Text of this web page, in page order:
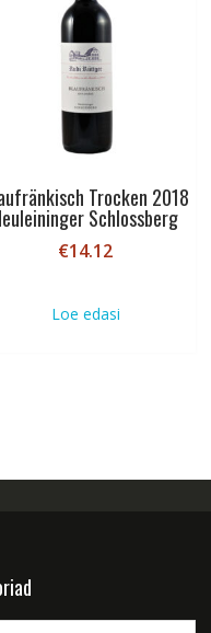
Trocken 2018
Schlossberg
€14.12
Loe edasi